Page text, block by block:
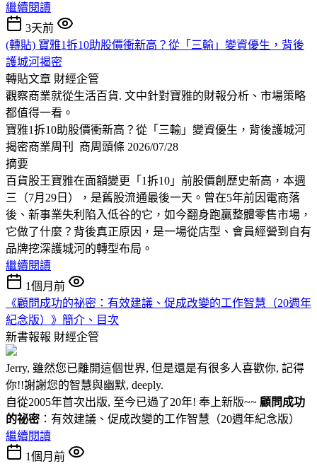
繼續閱讀
3天前
(轉貼) 寶雅1拆10助股價衝新高？從「三輸」變資優生，背後
護城河揭密
轉貼文章 財經企管
觀察商業就從生活百貨. 文中針對寶雅的財報分析、市場策略
都值得一看。
寶雅1拆10助股價衝新高？從「三輸」變資優生，背後護城河
揭密商業周刊 商周頭條 2026/07/28
摘要
百貨股王寶雅在面額變更「1拆10」前股價創歷史新高，本週
三（7月29日），是舊股流通最後一天。曾在5年前因電商落
後、新事業失利陷入低谷的它，如今翻身跑贏整體零售市場，
它做了什麼？背後真正原因，是一場從店型、會員經營到自有
品牌挖深護城河的轉型布局。
繼續閱讀
1個月前
《顧問成功的祕密：有效建議、促成改變的工作智慧（20週年
紀念版）》簡介、目次
新書報報 財經企管
Jerry, 雖然您已離開這個世界, 但是還是有很多人喜歡你, 記得
你!!謝謝您的智慧與幽默, deeply.
自從2005年首次出版, 至今已過了20年! 奉上新版~~ 顧問成功
的祕密 ：有效建議、促成改變的工作智慧（20週年紀念版）
繼續閱讀
1個月前